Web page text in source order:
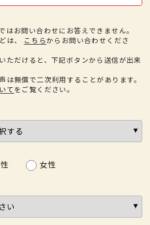
はお問い合わせにお答えできません。
は、
こちらからお問い合わせくださ
ただけると、下記ボタンから送信が出来
は無償で二次利用することがあります。
て をご覧ください。
女性